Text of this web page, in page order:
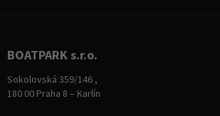
BOATPARK s.r.o.
Sokolovská 359/146 ,
180 00 Praha 8 – Karlín